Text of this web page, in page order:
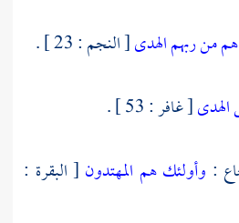
من ربهم الهدى[ النجم : 23 ] .
الهدى[ غافر : 53 ] .
: وأولئك هم المهتدون [ البقرة :